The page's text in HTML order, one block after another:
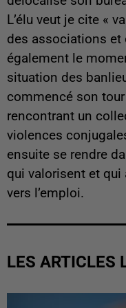
L’élu veut je cite «
des associations et
également le
situation des
commencé son
rencontrant un
violences
ensuite se rendre
qui valorisent et qui
vers l’emploi.
LES ARTICLES